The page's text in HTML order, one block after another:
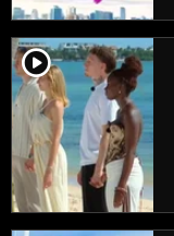
player2